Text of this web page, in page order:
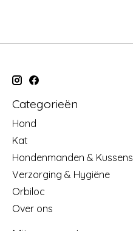
Categorieën
Hond
Kat
Hondenmanden & Kussens
Verzorging & Hygiëne
Orbiloc
Over ons